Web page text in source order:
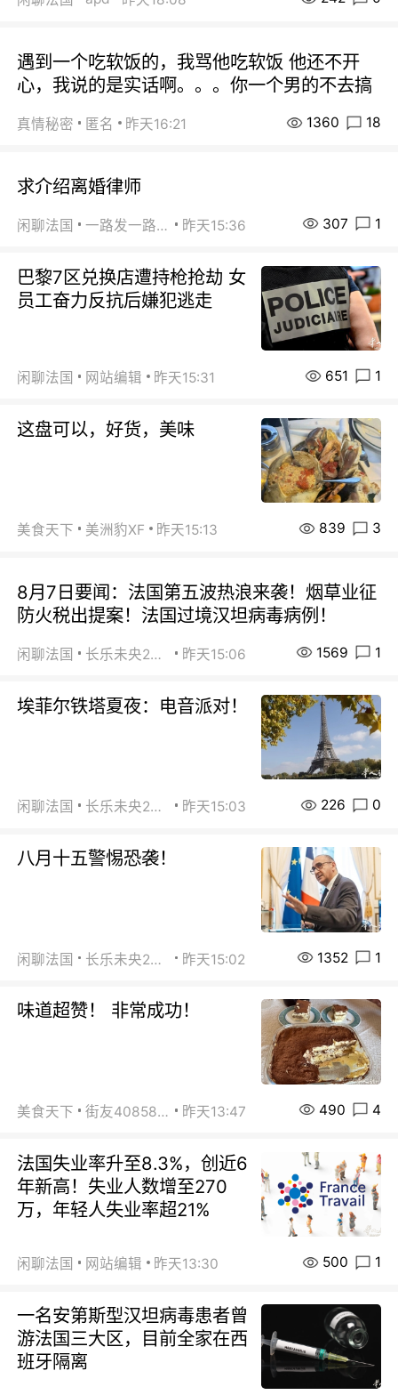
遇到一个吃软饭的，我骂他吃软饭 他还不开
心，我说的是实话啊。。。你一个男的不去搞
真情秘密 匿名 昨天16:21 1360 18
求介绍离婚律师
闲聊法国 一路发一路发 昨天15:36 307 1
巴黎7区兑换店遭持枪抢劫 女
员工奋力反抗后嫌犯逃走
闲聊法国 网站编辑 昨天15:31 651 1
这盘可以，好货，美味
美食天下 美洲豹XF 昨天15:13 839 3
8月7日要闻：法国第五波热浪来袭！烟草业征
防火税出提案！法国过境汉坦病毒病例！
闲聊法国 长乐未央2015 昨天15:06 1569 1
埃菲尔铁塔夏夜：电音派对！
闲聊法国 长乐未央2015 昨天15:03 226 0
八月十五警惕恐袭！
闲聊法国 长乐未央2015 昨天15:02 1352 1
味道超赞！ 非常成功！
美食天下 街友40858442 昨天13:47 490 4
法国失业率升至8.3%，创近6
年新高！失业人数增至270
万，年轻人失业率超21%
闲聊法国 网站编辑 昨天13:30 500 1
一名安第斯型汉坦病毒患者曾
游法国三大区，目前全家在西
班牙隔离